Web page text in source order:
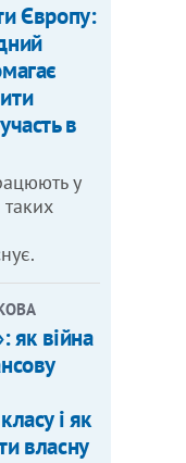
Європу:
в
у
як війна
і як
власну